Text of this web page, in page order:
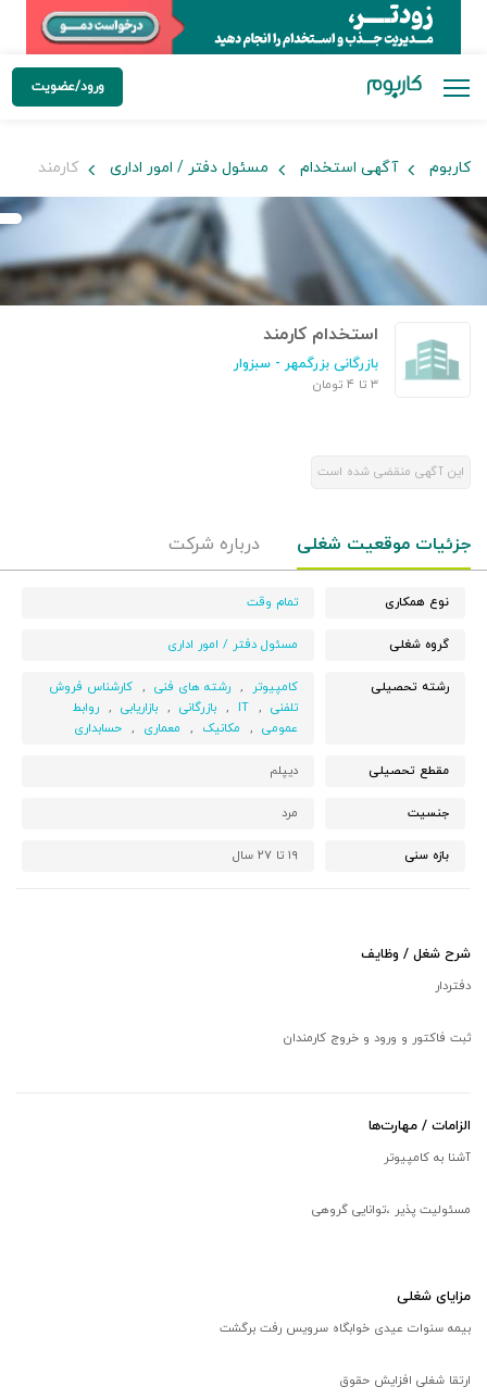
ورود/عضویت
کاربوم آگهی استخدام مسئول دفتر / امور اداری کارمند
استخدام کارمند
بازرگانی بزرگمهر - سبزوار
۳ تا ۴ تومان
این آگهی منقضی شده است
جزئیات موقعیت شغلی درباره شرکت
نوع همکاری تمام وقت
گروه شغلی مسئول دفتر / امور اداری
رشته تحصیلی کامپیوتر , رشته های فنی , کارشناس فروش
تلفنی ,
IT
, بازرگانی , بازاریابی , روابط
عمومی , مکانیک , معماری , حسابداری
مقطع تحصیلی دیپلم
جنسیت مرد
بازه سنی ۱۹ تا ۲۷ سال
شرح شغل / وظایف
دفتردار
ثبت فاکتور و ورود و خروج کارمندان
الزامات / مهارت‌ها
آشنا به کامپیوتر
مسئولیت پذیر ،توانایی گروهی
مزایای شغلی
بیمه سنوات عیدی خوابگاه سرویس رفت برگشت
ارتقا شغلی افزایش حقوق